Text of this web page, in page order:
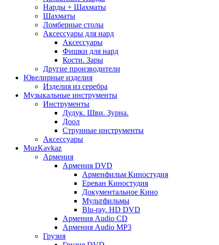
Нарды + Шахматы
Шахматы
Ломберные столы
Аксессуары для нард
Аксессуары
Фишки для нард
Кости. Зары
Другие производители
Ювелирные изделия
Изделия из серебра
Музыкальные инструменты
Инструменты
Дудук. Шви. Зурна.
Доол
Струнные инструменты
Аксессуары
MuzKavkaz
Армения
Армения DVD
Арменфильм Киностудия
Ереван Киностудия
Документальное Кино
Мультфильмы
Blu-ray. HD DVD
Армения Audio CD
Армения Audio MP3
Грузия